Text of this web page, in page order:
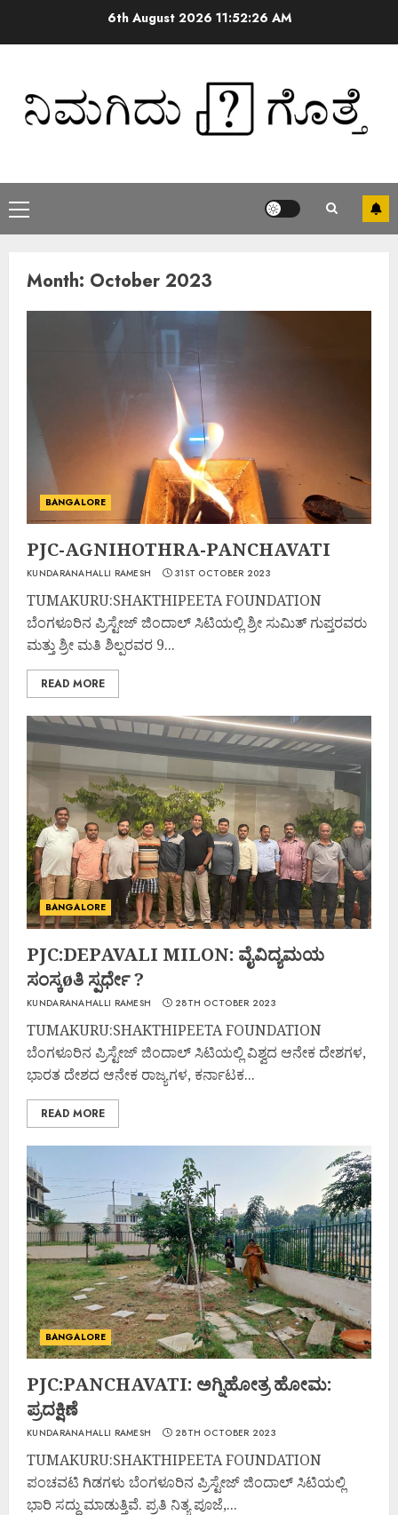
6th August 2026 11:52:26 AM
Month: October 2023
BANGALORE
PJC-AGNIHOTHRA-PANCHAVATI
KUNDARANAHALLI RAMESH 31ST OCTOBER 2023
TUMAKURU:SHAKTHIPEETA FOUNDATION
ಬೆಂಗಳೂರಿನ ಪ್ರಿಸ್ಟೇಜ್ ಜಿಂದಾಲ್ ಸಿಟಿಯಲ್ಲಿ ಶ್ರೀ ಸುಮಿತ್ ಗುಪ್ತರವರು
ಮತ್ತು ಶ್ರೀ ಮತಿ ಶಿಲ್ಪರವರ 9...
READ MORE
BANGALORE
PJC:DEPAVALI MILON: ವೈವಿದ್ಯಮಯ
ಸಂಸ್ಕøತಿ ಸ್ಪರ್ಧೇ ?
KUNDARANAHALLI RAMESH 28TH OCTOBER 2023
TUMAKURU:SHAKTHIPEETA FOUNDATION
ಬೆಂಗಳೂರಿನ ಪ್ರಿಸ್ಟೇಜ್ ಜಿಂದಾಲ್ ಸಿಟಿಯಲ್ಲಿ ವಿಶ್ವದ ಆನೇಕ ದೇಶಗಳ,
ಭಾರತ ದೇಶದ ಆನೇಕ ರಾಜ್ಯಗಳ, ಕರ್ನಾಟಕ...
READ MORE
BANGALORE
PJC:PANCHAVATI: ಅಗ್ನಿಹೋತ್ರ ಹೋಮ:
ಪ್ರದಕ್ಷಿಣೆ
KUNDARANAHALLI RAMESH 28TH OCTOBER 2023
TUMAKURU:SHAKTHIPEETA FOUNDATION
ಪಂಚವಟಿ ಗಿಡಗಳು ಬೆಂಗಳೂರಿನ ಪ್ರಿಸ್ಟೇಜ್ ಜಿಂದಾಲ್ ಸಿಟಿಯಲ್ಲಿ
ಭಾರಿ ಸದ್ಧು ಮಾಡುತ್ತಿವೆ. ಪ್ರತಿ ನಿತ್ಯ ಪೂಜೆ,...